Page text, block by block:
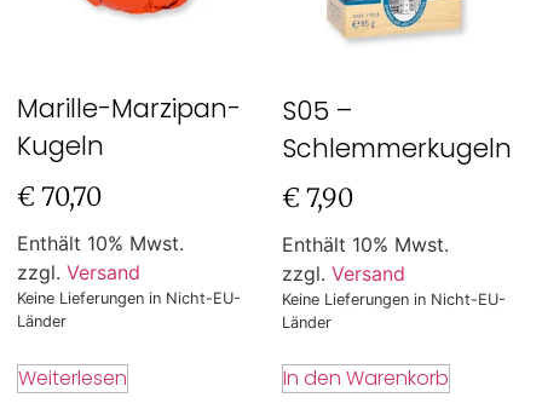
Marille-Marzipan-
Kugeln
€ 70,70
Enthält 10% Mwst.
zzgl. Versand
Keine Lieferungen in Nicht-EU-
Länder
Weiterlesen
S05 –
Schlemmerkugeln
€ 7,90
Enthält 10% Mwst.
zzgl. Versand
Keine Lieferungen in Nicht-EU-
Länder
In den Warenkorb